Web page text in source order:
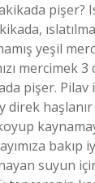
pişer?
yeşil
mercimek
pişer. Pilav
direk haşlanır
bakıp
suyun